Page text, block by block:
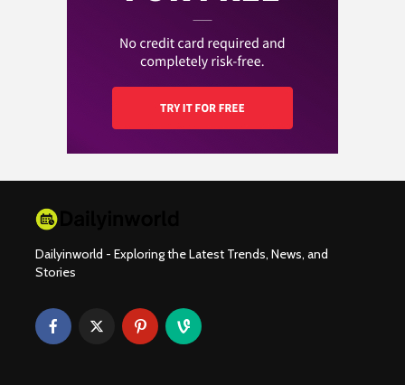
Dailyinworld - Exploring the Latest Trends, News, and
Stories